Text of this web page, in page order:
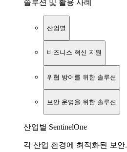
솔루션 및 활용 사례
산업별
비즈니스 혁신 지원
위협 방어를 위한 솔루션
보안 운영을 위한 솔루션
산업별 SentinelOne
각 산업 환경에 최적화된 보안.